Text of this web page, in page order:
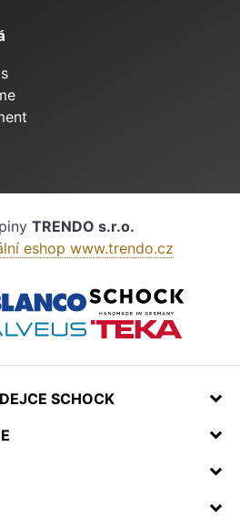
TRENDO s.r.o.
eshop www.trendo.cz
SCHOCK